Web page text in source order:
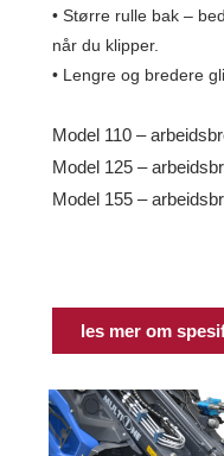
• Større rulle bak –
når du klipper.
• Lengre og bredere
Model 110 –
Model 125 –
Model 155 –
les mer om